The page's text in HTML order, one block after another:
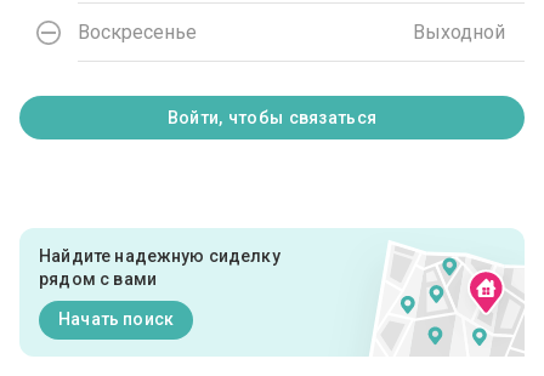
Воскресенье Выходной
Войти, чтобы связаться
Найдите надежную сиделку
рядом с вами
Начать поиск